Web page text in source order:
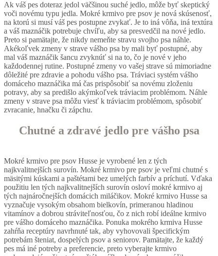
Ak váš pes doteraz jedol väčšinou suché jedlo, môže byť skeptický
voči novému typu jedla. Mokré krmivo pre psov je nová skúsenosť,
na ktorú si musí váš pes postupne zvykať. Je to iná vôňa, iná textúra
a váš maznáčik potrebuje chvíľu, aby sa presvedčil na nové jedlo.
Preto si pamätajte, že nikdy nemeňte stravu svojho psa náhle.
Akékoľvek zmeny v strave vášho psa by mali byť postupné, aby
mal váš maznáčik šancu zvyknúť si na to, čo je nové v jeho
každodennej rutine. Postupné zmeny vo vašej strave sú mimoriadne
dôležité pre zdravie a pohodu vášho psa. Tráviaci systém vášho
domáceho maznáčika má čas prispôsobiť sa novému zloženiu
potravy, aby sa predišlo akýmkoľvek tráviacim problémom. Náhle
zmeny v strave psa môžu viesť k tráviacim problémom, spôsobiť
zvracanie, hnačku či zápchu.
Chutné a zdravé jedlo pre vášho psa
Mokré krmivo pre psov Husse je vyrobené len z tých
najkvalitnejších surovín. Mokré krmivo pre psov je veľmi chutné s
mäsitými kúskami a paštétami bez umelých farbív a príchutí. Vďaka
použitiu len tých najkvalitnejších surovín osloví mokré krmivo aj
tých najnáročnejších domácich miláčikov. Mokré krmivo Husse sa
vyznačuje vysokým obsahom bielkovín, primeranou hladinou
vitamínov a dobrou stráviteľnosťou, čo z nich robí ideálne krmivo
pre vášho domáceho maznáčika. Ponuka mokrého krmiva Husse
zahŕňa receptúry navrhnuté tak, aby vyhovovali špecifickým
potrebám šteniat, dospelých psov a seniorov. Pamätajte, že každý
pes má iné potreby a preferencie, preto vyberajte krmivo